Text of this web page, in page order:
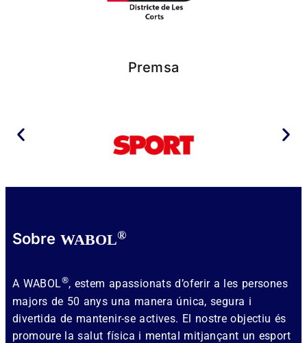
Premsa
Sobre WABOL®
A WABOL®, estem apassionats d’oferir a les persones
majors de 50 anys una manera única, segura i
divertida de mantenir-se actives. El nostre objectiu és
promoure la salut física i mental mitjançant un esport